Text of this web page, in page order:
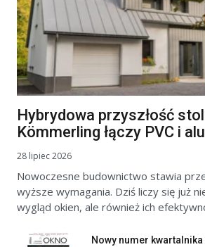
Hybrydowa przyszłość
Kömmerling łączy PVC i
28 lipiec 2026
Nowoczesne budownictwo stawia
wyższe wymagania. Dziś liczy się już
wygląd okien, ale również ich
Nowy numer kwartalnika